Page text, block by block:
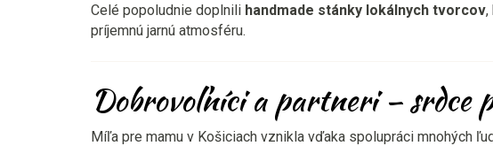
Celé popoludnie doplnili handmade stánky lokálnych tvorcov,
príjemnú jarnú atmosféru.
Dobrovoľníci a partneri – srdce
Míľa pre mamu v Košiciach vznikla vďaka spolupráci mnohých